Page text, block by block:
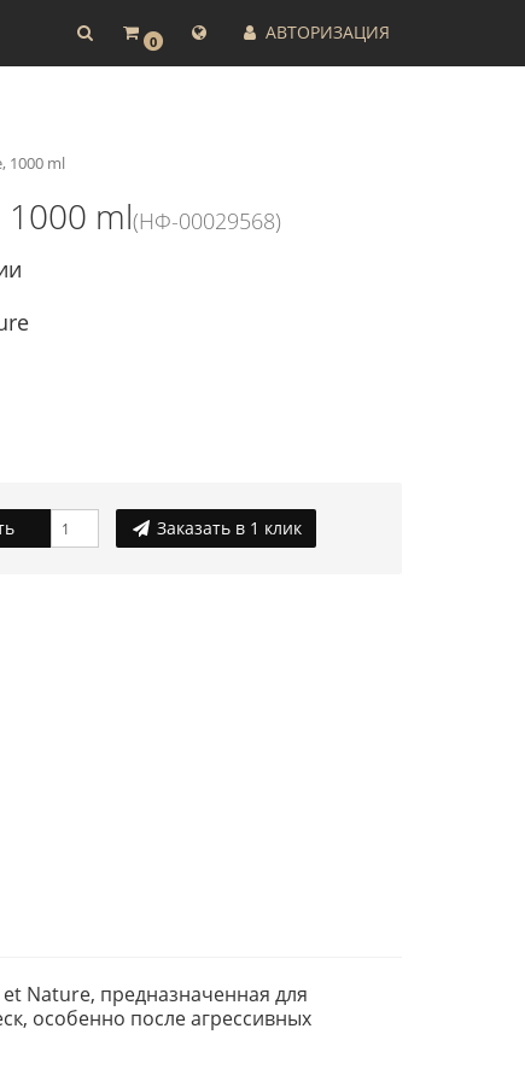
0 АВТОРИЗАЦИЯ
1000 ml
1000 ml(НФ-00029568)
Заказать в 1 клик
Nature, предназначенная для
особенно после агрессивных